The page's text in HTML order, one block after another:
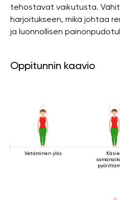
tehostavat vaikutusta.
harjoitukseen, mikä johtaa
ja luonnollisen
Oppitunnin kaavio
Vetäminen ylös